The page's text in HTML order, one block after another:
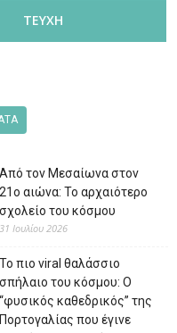
ΤΕΥΧΗ
Από τον Μεσαίωνα στον
21ο αιώνα: Το αρχαιότερο
σχολείο του κόσμου
31 Ιουλίου 2026
Το πιο viral θαλάσσιο
σπήλαιο του κόσμου: Ο
“φυσικός καθεδρικός” της
Πορτογαλίας που έγινε